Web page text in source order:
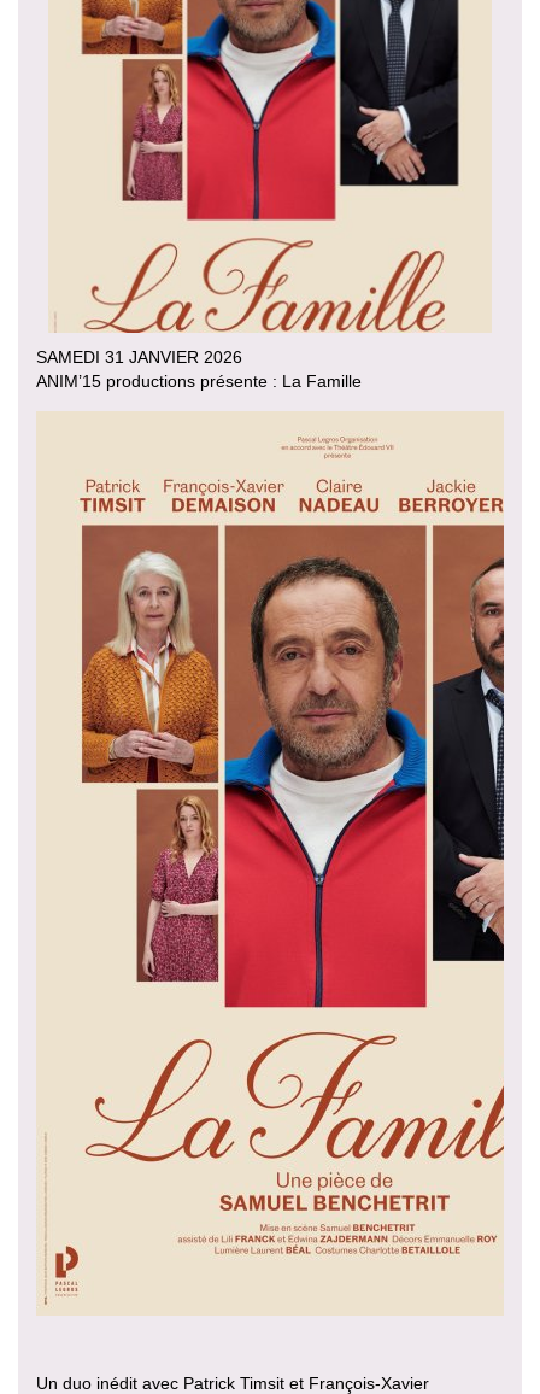
SAMEDI 31 JANVIER 2026
ANIM’15 productions présente : La Famille
Un duo inédit avec Patrick Timsit et François-Xavier